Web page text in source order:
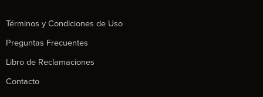
Términos y Condiciones de Uso
Preguntas Frecuentes
Libro de Reclamaciones
Contacto